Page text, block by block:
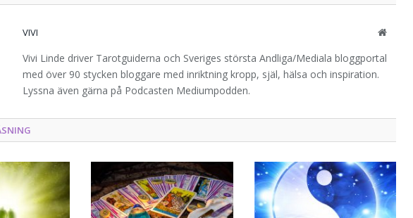
VIVI Website
Vivi Linde driver Tarotguiderna och Sveriges största Andliga/Mediala bloggportal
med över 90 stycken bloggare med inriktning kropp, själ, hälsa och inspiration.
Lyssna även gärna på Podcasten Mediumpodden.